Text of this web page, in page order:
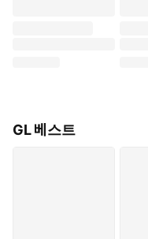
GL 베스트